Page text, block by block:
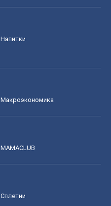
Напитки
Mакроэкономика
MAMACLUB
Сплетни